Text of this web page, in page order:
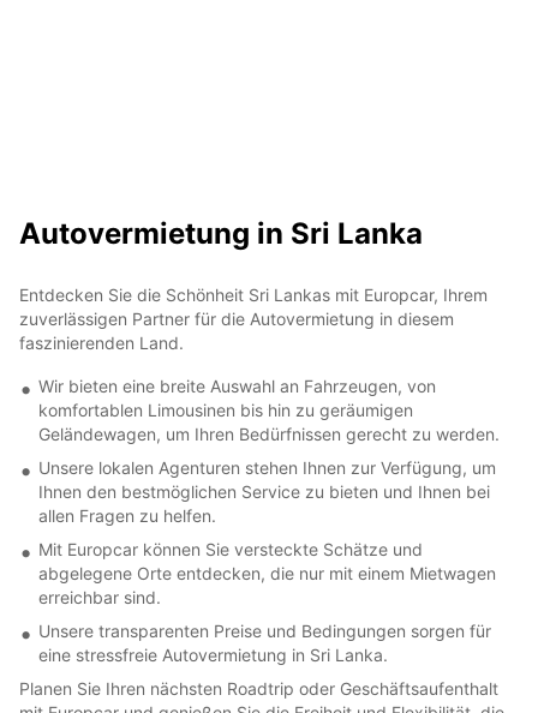
Autovermietung in Sri Lanka
Entdecken Sie die Schönheit Sri Lankas mit Europcar, Ihrem
zuverlässigen Partner für die Autovermietung in diesem
faszinierenden Land.
Wir bieten eine breite Auswahl an Fahrzeugen, von
komfortablen Limousinen bis hin zu geräumigen
Geländewagen, um Ihren Bedürfnissen gerecht zu werden.
Unsere lokalen Agenturen stehen Ihnen zur Verfügung, um
Ihnen den bestmöglichen Service zu bieten und Ihnen bei
allen Fragen zu helfen.
Mit Europcar können Sie versteckte Schätze und
abgelegene Orte entdecken, die nur mit einem Mietwagen
erreichbar sind.
Unsere transparenten Preise und Bedingungen sorgen für
eine stressfreie Autovermietung in Sri Lanka.
Planen Sie Ihren nächsten Roadtrip oder Geschäftsaufenthalt